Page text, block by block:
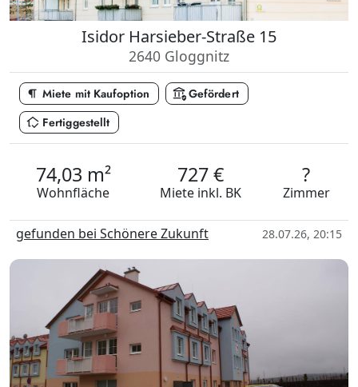
Isidor Harsieber-Straße 15
2640 Gloggnitz
format_paragraph Miete mit Kaufoption assured_workloadGefördert
in_home_mode Fertiggestellt
74,03 m²
Wohnfläche
727 €
Miete inkl. BK
?
Zimmer
gefunden bei Schönere Zukunft 28.07.26, 20:15